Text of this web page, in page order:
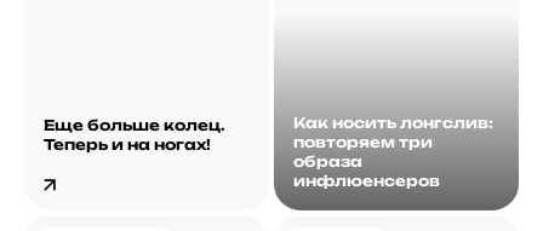
Еще больше колец.
Теперь и на ногах!
Как носить лонгслив:
повторяем три
образа
инфлюенсеров